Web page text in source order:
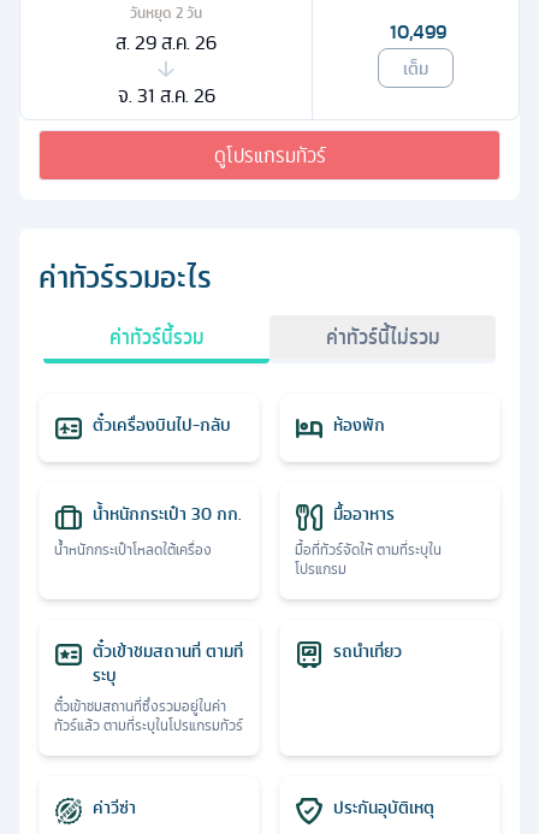
วันหยุด 2วัน
ส. 29 ส.ค. 26
จ. 31 ส.ค. 26
10,499
เต็ม
ดูโปรแกรมทัวร์
ค่าทัวร์รวมอะไร
ค่าทัวร์นี้รวม ค่าทัวร์นี้ไม่รวม
ตั๋วเครื่องบินไป-กลับ ห้องพัก
น้ำหนักกระเป๋า 30 กก.
น้ำหนักกระเป๋าโหลดใต้เครื่อง
มื้ออาหาร
มื้อที่ทัวร์จัดให้ ตามที่ระบุใน
โปรแกรม
ตั๋วเข้าชมสถานที่ ตามที่
ระบุ
ตั๋วเข้าชมสถานที่ซึ่งรวมอยู่ในค่า
ทัวร์แล้ว ตามที่ระบุในโปรแกรมทัวร์
รถนำเที่ยว
ค่าวีซ่า ประกันอุบัติเหตุ